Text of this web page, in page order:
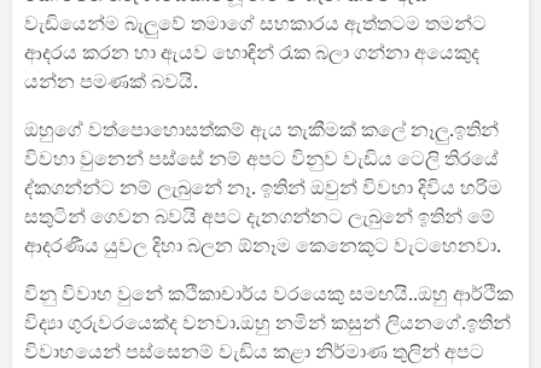
වැඩියෙන්ම බැලුවේ තමාගේ සහකාරය ඇත්තටම තමන්ට
ආදරය කරන හා ඇයව හොඳින් රැක බලා ගන්නා අයෙකුද
යන්න පමණක් බවයි.
ඔහුගේ වත්පොහොසත්කම් ඇය තැකීමක් කලේ නෑලු.ඉතින්
විවහා වුනෙන් පස්සේ නම් අපට විනුව වැඩිය ටෙලි තිරයේ
ද්කගන්න්ට නම් ලැබුනේ නෑ. ඉතින් ඔවුන් විවහා දිවිය හරිම
සතුටින් ගෙවන බවයි අපට දැනගන්නට ලැබුනේ ඉතින් මේ
ආදරණීය යුවල දිහා බලන ඕනෑම කෙනෙකුට වැටහෙනවා.
විනු විවාහ වුනේ කථිකාචාර්ය වරයෙකු සමඟයි..ඔහු ආර්ථික
විද්‍යා ගුරුවරයෙක්ද වනවා.ඔහු නමින් කසුන් ලියනගේ.ඉතින්
විවාහයෙන් පස්සෙනම් වැඩිය කළා නිර්මාණ තුලින් අපට